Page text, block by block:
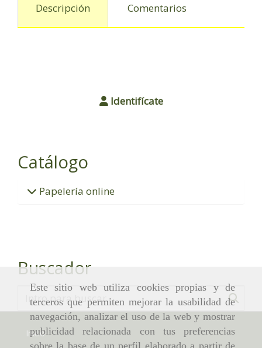
Este sitio web utiliza cookies propias y de
terceros que permiten mejorar la usabilidad de
navegación, analizar el uso de la web y mostrar
publicidad relacionada con tus preferencias
Descripción Comentarios
Identifícate
Catálogo
Papelería online
Buscador
Inicio